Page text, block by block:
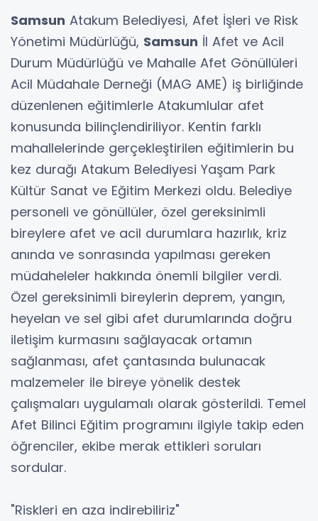
Samsun Atakum Belediyesi, Afet İşleri ve Risk
Yönetimi Müdürlüğü, Samsun İl Afet ve Acil
Durum Müdürlüğü ve Mahalle Afet Gönüllüleri
Acil Müdahale Derneği (MAG AME) iş birliğinde
düzenlenen eğitimlerle Atakumlular afet
konusunda bilinçlendiriliyor. Kentin farklı
mahallelerinde gerçekleştirilen eğitimlerin bu
kez durağı Atakum Belediyesi Yaşam Park
Kültür Sanat ve Eğitim Merkezi oldu. Belediye
personeli ve gönüllüler, özel gereksinimli
bireylere afet ve acil durumlara hazırlık, kriz
anında ve sonrasında yapılması gereken
müdaheleler hakkında önemli bilgiler verdi.
Özel gereksinimli bireylerin deprem, yangın,
heyelan ve sel gibi afet durumlarında doğru
iletişim kurmasını sağlayacak ortamın
sağlanması, afet çantasında bulunacak
malzemeler ile bireye yönelik destek
çalışmaları uygulamalı olarak gösterildi. Temel
Afet Bilinci Eğitim programını ilgiyle takip eden
öğrenciler, ekibe merak ettikleri soruları
sordular.
"Riskleri en aza indirebiliriz"